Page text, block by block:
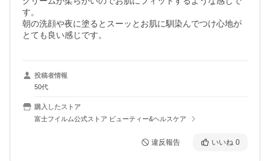
す。
朝の洗顔や夜に塗るとスーッとお肌に馴染んでつけ心地が
とても良い感じです。
投稿者情報
50代
購入したストア
富士フイルム公式ストア ビューティー&ヘルスケア
違反報告 いいね 0